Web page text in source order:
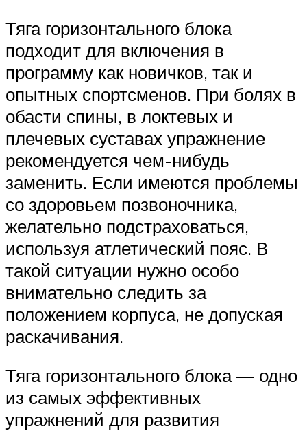
Тяга горизонтального блока
подходит для включения в
программу как новичков, так и
опытных спортсменов. При болях в
обасти спины, в локтевых и
плечевых суставах упражнение
рекомендуется чем-нибудь
заменить. Если имеются проблемы
со здоровьем позвоночника,
желательно подстраховаться,
используя атлетический пояс. В
такой ситуации нужно особо
внимательно следить за
положением корпуса, не допуская
раскачивания.
Тяга горизонтального блока — одно
из самых эффективных
упражнений для развития